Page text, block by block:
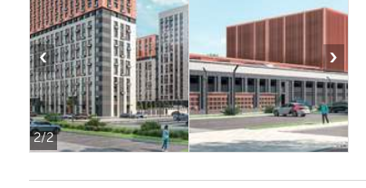
2/2
‹ ›